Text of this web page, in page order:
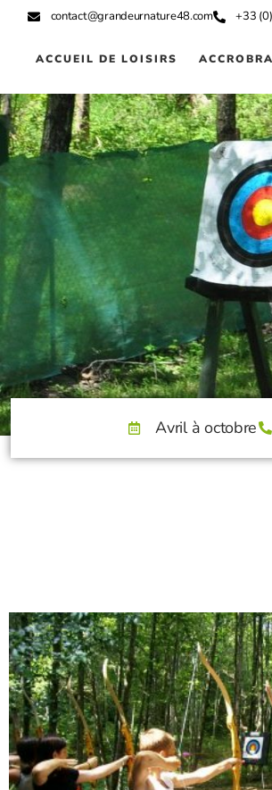
contact@grandeurnature48.com +33
ACCUEIL DE LOISIRS
Avril à octobre